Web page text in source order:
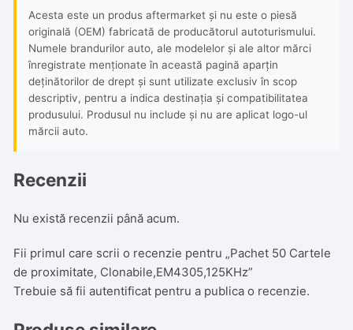
Acesta este un produs aftermarket și nu este o piesă
originală (OEM) fabricată de producătorul autoturismului.
Numele brandurilor auto, ale modelelor și ale altor mărci
înregistrate menționate în această pagină aparțin
deținătorilor de drept și sunt utilizate exclusiv în scop
descriptiv, pentru a indica destinația și compatibilitatea
produsului. Produsul nu include și nu are aplicat logo-ul
mărcii auto.
Recenzii
Nu există recenzii până acum.
Fii primul care scrii o recenzie pentru „Pachet 50 Cartele
de proximitate, Clonabile,EM4305,125KHz”
Trebuie să fiiautentificat pentru a publica o recenzie.